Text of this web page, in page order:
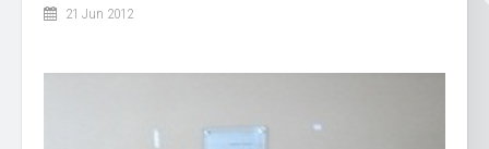
21 Jun 2012